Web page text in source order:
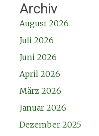
Archiv
August 2026
Juli 2026
Juni 2026
April 2026
März 2026
Januar 2026
Dezember 2025